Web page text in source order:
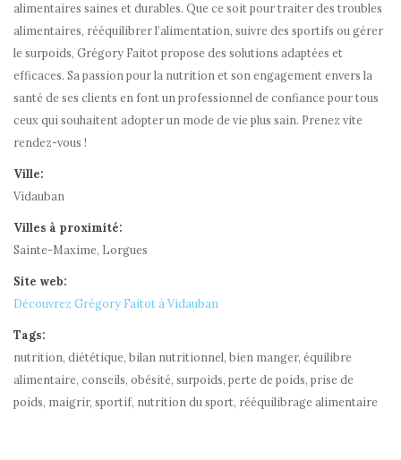
alimentaires saines et durables. Que ce soit pour traiter des troubles
alimentaires, rééquilibrer l’alimentation, suivre des sportifs ou gérer
le surpoids, Grégory Faitot propose des solutions adaptées et
efficaces. Sa passion pour la nutrition et son engagement envers la
santé de ses clients en font un professionnel de confiance pour tous
ceux qui souhaitent adopter un mode de vie plus sain. Prenez vite
rendez-vous !
Ville:
Vidauban
Villes à proximité:
Sainte-Maxime, Lorgues
Site web:
Découvrez Grégory Faitot à Vidauban
Tags:
nutrition, diététique, bilan nutritionnel, bien manger, équilibre
alimentaire, conseils, obésité, surpoids, perte de poids, prise de
poids, maigrir, sportif, nutrition du sport, rééquilibrage alimentaire